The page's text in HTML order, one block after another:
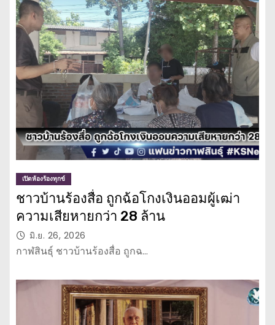
เปิดห้องร้องทุกข์
ชาวบ้านร้องสื่อ ถูกฉ้อโกงเงินออมผู้เฒ่า
ความเสียหายกว่า 28 ล้าน
มิ.ย. 26, 2026
กาฬสินธุ์ ชาวบ้านร้องสื่อ ถูกฉ…